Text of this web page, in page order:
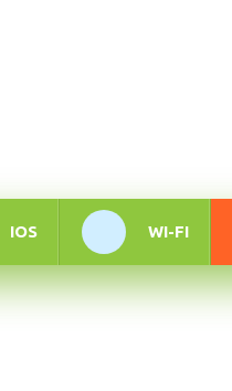
IOS WI-FI